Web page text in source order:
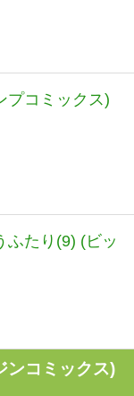
プコミックス)
ふたり(9) (ビッ
ンコミックス)